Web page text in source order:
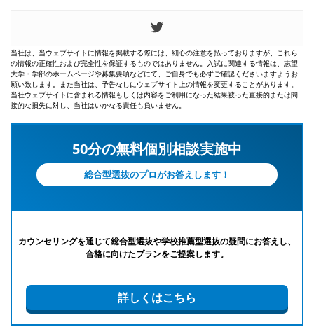
当社は、当ウェブサイトに情報を掲載する際には、細心の注意を払っておりますが、これら
の情報の正確性および完全性を保証するものではありません。入試に関連する情報は、志望
大学・学部のホームページや募集要項などにて、ご自身でも必ずご確認くださいますようお
願い致します。また当社は、予告なしにウェブサイト上の情報を変更することがあります。
当社ウェブサイトに含まれる情報もしくは内容をご利用になった結果被った直接的または間
接的な損失に対し、当社はいかなる責任も負いません。
50分の無料個別相談実施中
総合型選抜のプロがお答えします！
カウンセリングを通じて総合型選抜や学校推薦型選抜の疑問にお答えし、
合格に向けたプランをご提案します。
詳しくはこちら